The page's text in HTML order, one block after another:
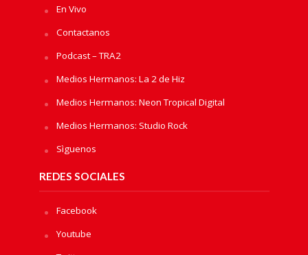
En Vivo
Contactanos
Podcast – TRA2
Medios Hermanos: La 2 de Hiz
Medios Hermanos: Neon Tropical Digital
Medios Hermanos: Studio Rock
Sìguenos
REDES SOCIALES
Facebook
Youtube